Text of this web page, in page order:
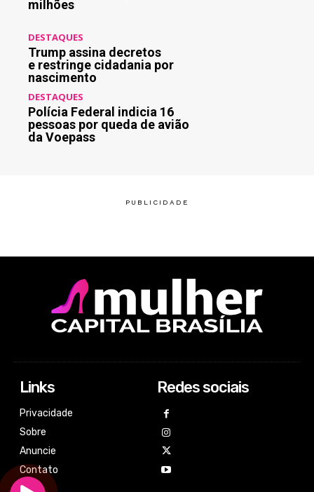
milhões
DESTAQUES
Trump assina decretos
e restringe cidadania por
nascimento
DESTAQUES
Polícia Federal indicia 16
pessoas por queda de avião
da Voepass
Links
Privacidade
Sobre
Anuncie
Contato
Redes sociais